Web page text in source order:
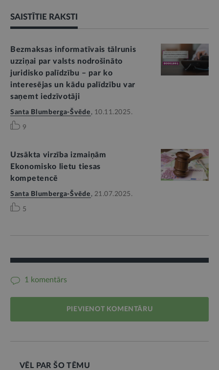
SAISTĪTIE RAKSTI
Bezmaksas informatīvais tālrunis
uzziņai par valsts nodrošināto
juridisko palīdzību – par ko
interesējas un kādu palīdzību var
saņemt iedzīvotāji
Santa Blumberga-Švēde , 10.11.2025.
9
Uzsākta virzība izmaiņām
Ekonomisko lietu tiesas
kompetencē
Santa Blumberga-Švēde , 21.07.2025.
5
1 komentārs
PIEVIENOT KOMENTĀRU
VĒL PAR ŠO TĒMU